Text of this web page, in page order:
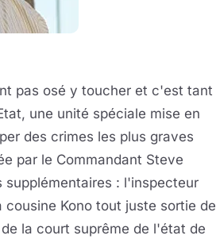
pas osé y toucher et c'est tant
une unité spéciale mise en
des crimes les plus graves
par le Commandant Steve
supplémentaires : l'inspecteur
Kono tout juste sortie de
la court suprême de l'état de